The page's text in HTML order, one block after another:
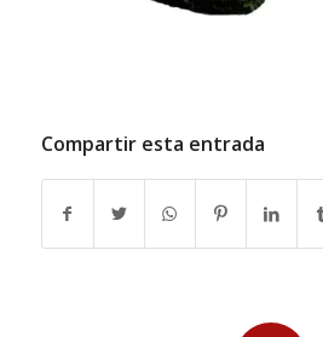
Compartir esta entrada